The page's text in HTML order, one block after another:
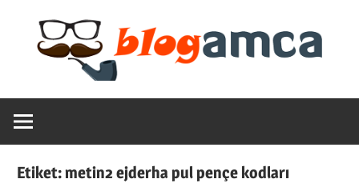
content
Blogamca
2025
Haber,
Blogların
Etiket:metin2 ejderha pul pençe kodları